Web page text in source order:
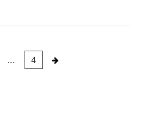
… 4